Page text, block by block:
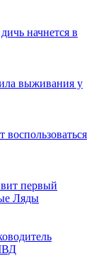
начнется в
выживания у
воспользоваться
первый
Ляды